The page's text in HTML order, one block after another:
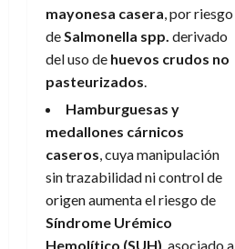
mayonesa casera, por riesgo
deSalmonella spp. derivado
del uso de huevos crudos no
pasteurizados.
Hamburguesas y
medallones cárnicos
caseros, cuya manipulación
sin trazabilidad ni control de
origen aumenta el riesgo de
Síndrome Urémico
Hemolítico (SUH), asociado a